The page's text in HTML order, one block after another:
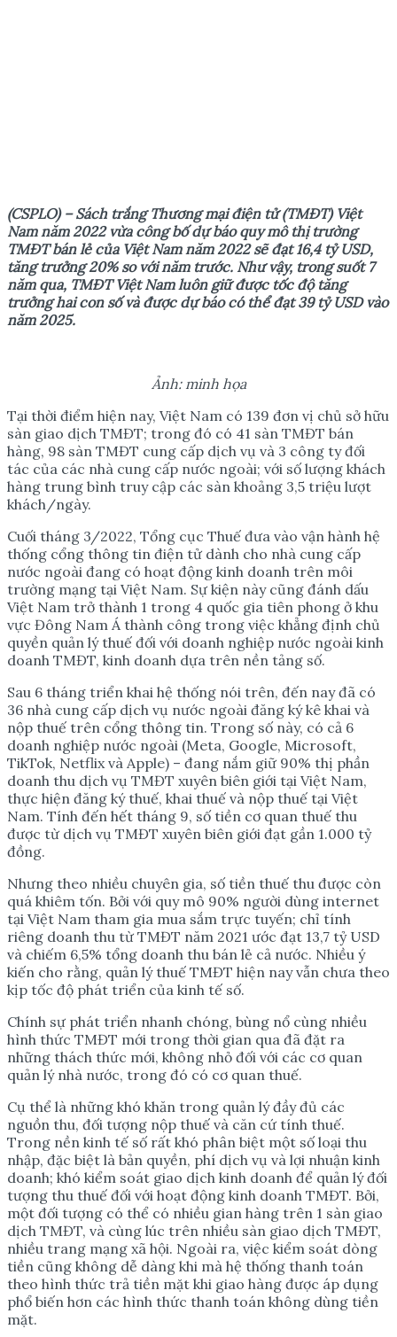
(CSPLO) – Sách trắng Thương mại điện tử(TMĐT) Việt
Nam năm 2022 vừa công bốdựbáo quy mô thịtrường
TMĐT bán lẻcủa Việt Nam năm 2022 sẽđạt 16,4 tỷUSD,
tăng trưởng 20% so với năm trước. Nhưvậy, trong suốt 7
năm qua, TMĐT Việt Nam luôn giữđược tốc độtăng
trưởng hai con sốvà được dựbáo có thểđạt 39 tỷUSD vào
năm 2025.
Ảnh: minh họa
Tại thời điểm hiện nay, Việt Nam có 139 đơn vị chủ sở hữu
sàn giao dịch TMĐT; trong đó có 41 sàn TMĐT bán
hàng, 98 sàn TMĐT cung cấp dịch vụ và 3 công ty đối
tác của các nhà cung cấp nước ngoài; với số lượng khách
hàng trung bình truy cập các sàn khoảng 3,5 triệu lượt
khách/ngày.
Cuối tháng 3/2022, Tổng cục Thuế đưa vào vận hành hệ
thống cổng thông tin điện tử dành cho nhà cung cấp
nước ngoài đang có hoạt động kinh doanh trên môi
trường mạng tại Việt Nam. Sự kiện này cũng đánh dấu
Việt Nam trở thành 1 trong 4 quốc gia tiên phong ở khu
vực Đông Nam Á thành công trong việc khẳng định chủ
quyền quản lý thuế đối với doanh nghiệp nước ngoài kinh
doanh TMĐT, kinh doanh dựa trên nền tảng số.
Sau 6 tháng triển khai hệ thống nói trên, đến nay đã có
36 nhà cung cấp dịch vụ nước ngoài đăng ký kê khai và
nộp thuế trên cổng thông tin. Trong số này, có cả 6
doanh nghiệp nước ngoài (Meta, Google, Microsoft,
TikTok, Netflix và Apple) – đang nắm giữ 90% thị phần
doanh thu dịch vụ TMĐT xuyên biên giới tại Việt Nam,
thực hiện đăng ký thuế, khai thuế và nộp thuế tại Việt
Nam. Tính đến hết tháng 9, số tiền cơ quan thuế thu
được từ dịch vụ TMĐT xuyên biên giới đạt gần 1.000 tỷ
đồng.
Nhưng theo nhiều chuyên gia, số tiền thuế thu được còn
quá khiêm tốn. Bởi với quy mô 90% người dùng internet
tại Việt Nam tham gia mua sắm trực tuyến; chỉ tính
riêng doanh thu từ TMĐT năm 2021 ước đạt 13,7 tỷ USD
và chiếm 6,5% tổng doanh thu bán lẻ cả nước. Nhiều ý
kiến cho rằng, quản lý thuế TMĐT hiện nay vẫn chưa theo
kịp tốc độ phát triển của kinh tế số.
Chính sự phát triển nhanh chóng, bùng nổ cùng nhiều
hình thức TMĐT mới trong thời gian qua đã đặt ra
những thách thức mới, không nhỏ đối với các cơ quan
quản lý nhà nước, trong đó có cơ quan thuế.
Cụ thể là những khó khăn trong quản lý đầy đủ các
nguồn thu, đối tượng nộp thuế và căn cứ tính thuế.
Trong nền kinh tế số rất khó phân biệt một số loại thu
nhập, đặc biệt là bản quyền, phí dịch vụ và lợi nhuận kinh
doanh; khó kiểm soát giao dịch kinh doanh để quản lý đối
tượng thu thuế đối với hoạt động kinh doanh TMĐT. Bởi,
một đối tượng có thể có nhiều gian hàng trên 1 sàn giao
dịch TMĐT, và cùng lúc trên nhiều sàn giao dịch TMĐT,
nhiều trang mạng xã hội. Ngoài ra, việc kiểm soát dòng
tiền cũng không dễ dàng khi mà hệ thống thanh toán
theo hình thức trả tiền mặt khi giao hàng được áp dụng
phổ biến hơn các hình thức thanh toán không dùng tiền
mặt.